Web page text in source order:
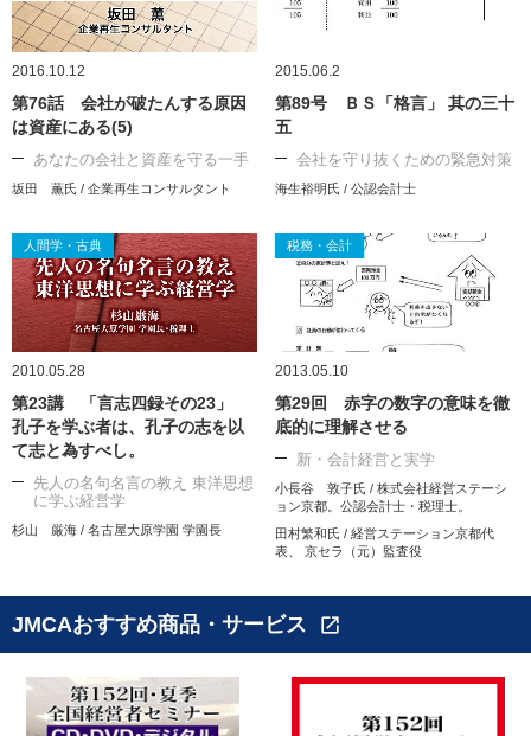
2016.10.12
第76話 会社が破たんする原因
は資産にある(5)
あなたの会社と資産を守る一手
坂田 薫氏 / 企業再生コンサルタント
2015.06.2
第89号 ＢＳ「格言」 其の三十
五
会社を守り抜くための緊急対策
海生裕明氏 / 公認会計士
人間学・古典
2010.05.28
第23講 「言志四録その23」
孔子を学ぶ者は、孔子の志を以
て志と為すべし。
先人の名句名言の教え 東洋思想
に学ぶ経営学
杉山 厳海 / 名古屋大原学園 学園長
税務・会計
2013.05.10
第29回 赤字の数字の意味を徹
底的に理解させる
新・会計経営と実学
小長谷 敦子氏 / 株式会社経営ステーシ
ョン京都。公認会計士・税理士。
田村繁和氏 / 経営ステーション京都代
表、 京セラ（元）監査役
JMCAおすすめ商品・サービス open_in_new